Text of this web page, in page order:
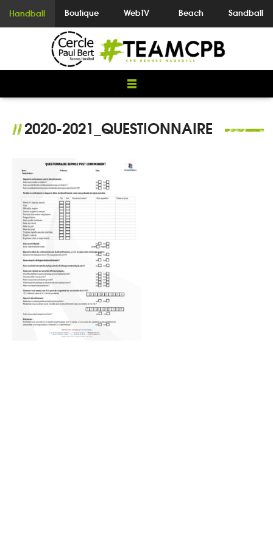
Handball Boutique WebTV Beach Sandball
//2020-2021_QUESTIONNAIRE